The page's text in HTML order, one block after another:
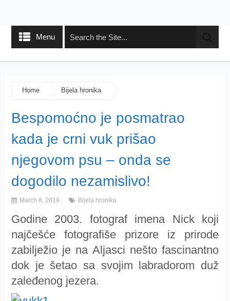
Menu
Home Bijela hronika
Bespomoćno je posmatrao
kada je crni vuk prišao
njegovom psu – onda se
dogodilo nezamislivo!
March 8, 2019 Bijela hronika
Godine 2003. fotograf imena Nick koji
najčešće fotografiše prizore iz prirode
zabilježio je na Aljasci nešto fascinantno
dok je šetao sa svojim labradorom duž
zaleđenog jezera.